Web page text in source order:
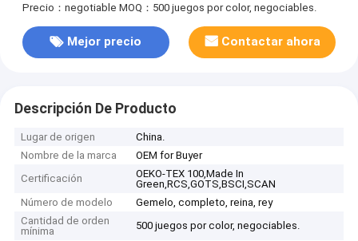
Precio：negotiable MOQ：500 juegos por color, negociables.
Mejor precio Contactar ahora
Descripción De Producto
Lugar de origen
China.
Nombre de la marca
OEM for Buyer
Certificación
OEKO-TEX 100,Made In
Green,RCS,GOTS,BSCI,SCAN
Número de modelo
Gemelo, completo, reina, rey
Cantidad de orden
mínima
500 juegos por color, negociables.